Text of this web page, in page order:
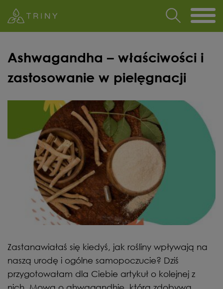
Ashwagandha – właściwości i
zastosowanie w pielęgnacji
Zastanawiałaś się kiedyś, jak rośliny wpływają na
naszą urodę i ogólne samopoczucie? Dziś
przygotowałam dla Ciebie artykuł o kolejnej z